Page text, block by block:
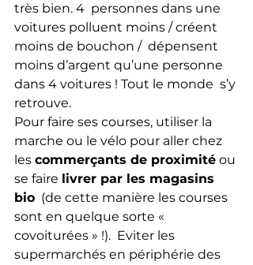
très bien. 4  personnes dans une
voitures polluent moins / créent
moins de bouchon /  dépensent
moins d’argent qu’une personne
dans 4 voitures ! Tout le monde  s’y
retrouve.
Pour faire ses courses, utiliser la
marche ou le vélo pour aller chez
les commerçants de proximité ou
se faire livrer par les magasins
bio
  (de cette manière les courses
sont en quelque sorte «
covoiturées » !).  Eviter les
supermarchés en périphérie des